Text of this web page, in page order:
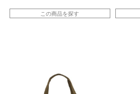
この商品を探す